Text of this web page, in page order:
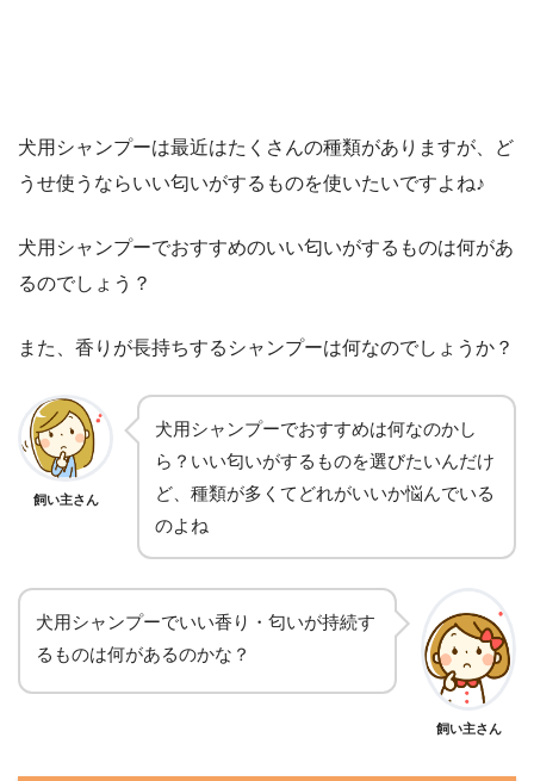
犬用シャンプーは最近はたくさんの種類がありますが、ど
うせ使うならいい匂いがするものを使いたいですよね♪
犬用シャンプーでおすすめのいい匂いがするものは何があ
るのでしょう？
また、香りが長持ちするシャンプーは何なのでしょうか？
飼い主さん
犬用シャンプーでおすすめは何なのかし
ら？いい匂いがするものを選びたいんだけ
ど、種類が多くてどれがいいか悩んでいる
のよね
犬用シャンプーでいい香り・匂いが持続す
るものは何があるのかな？
飼い主さん